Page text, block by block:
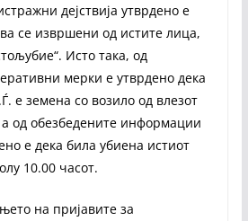
дејствија утврдено е
се извршени од истите лица,
Исто така, од
мерки е утврдено дека
е земена со возило од влезот
од обезбедените информации
е дека била убиена истиот
10.00 часот.
на пријавите за